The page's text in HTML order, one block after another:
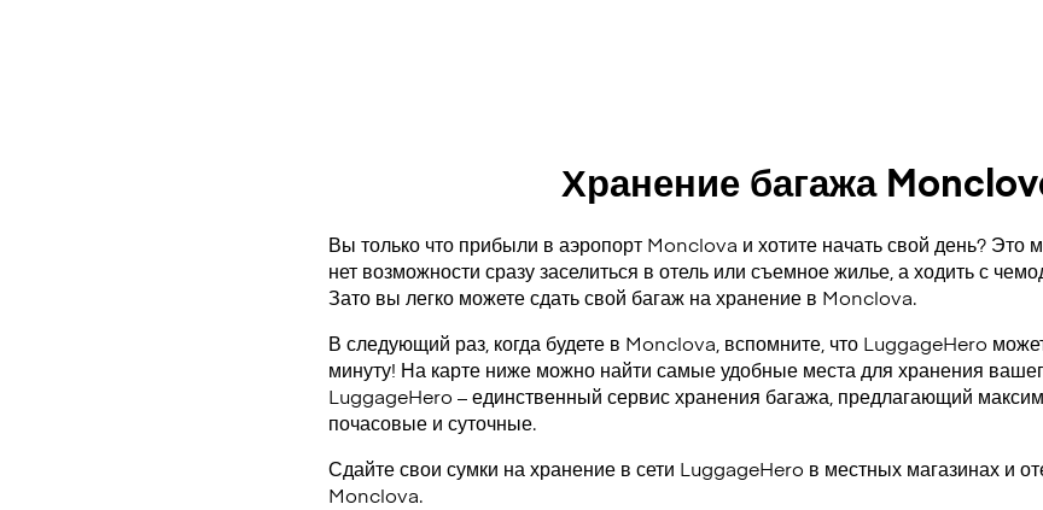
Хранение багажа
Вы только что прибыли в аэропорт Monclova и хотите начать свой день? Это
нет возможности сразу заселиться в отель или съемное жилье, а ходить с
Зато вы легко можете сдать свой багаж на хранение в Monclova.
В следующий раз, когда будете в Monclova, вспомните, что LuggageHero
минуту! На карте ниже можно найти самые удобные места для хранения
LuggageHero – единственный сервис хранения багажа, предлагающий
почасовые и суточные.
Сдайте свои сумки на хранение в сети LuggageHero в местных магазинах и
Monclova.